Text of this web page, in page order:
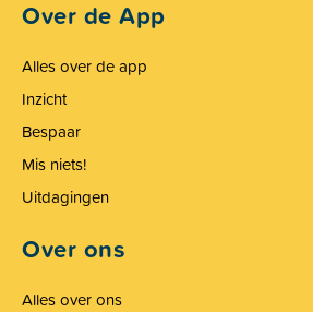
Over de App
Alles over de app
Inzicht
Bespaar
Mis niets!
Uitdagingen
Over ons
Alles over ons